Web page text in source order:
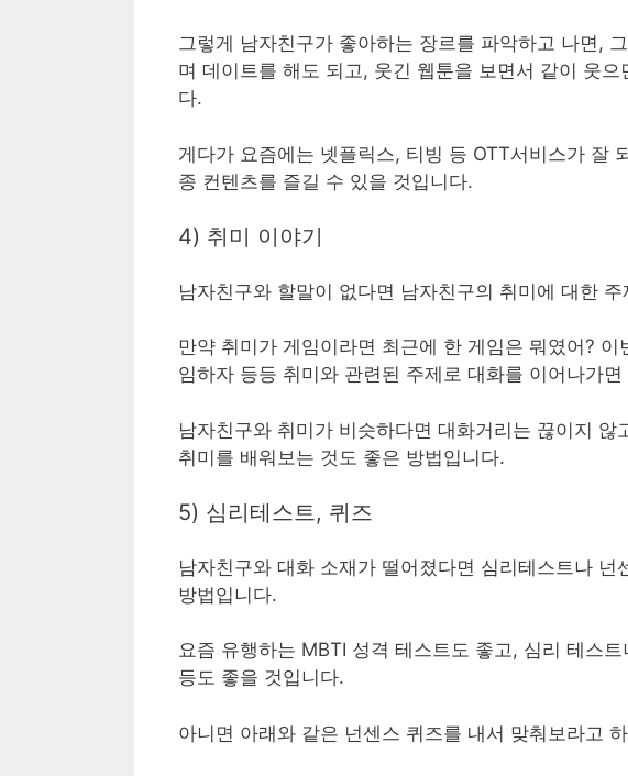
그렇게 남자친구가 좋아하는 장르를 파악하고 나면,
며 데이트를 해도 되고, 웃긴 웹툰을 보면서 같이 웃
다.
게다가 요즘에는 넷플릭스, 티빙 등 OTT서비스가 잘
종 컨텐츠를 즐길 수 있을 것입니다.
4) 취미 이야기
남자친구와 할말이 없다면 남자친구의 취미에 대한
만약 취미가 게임이라면 최근에 한 게임은 뭐였어?
임하자 등등 취미와 관련된 주제로 대화를 이어나가
남자친구와 취미가 비슷하다면 대화거리는 끊이지
취미를 배워보는 것도 좋은 방법입니다.
5) 심리테스트, 퀴즈
남자친구와 대화 소재가 떨어졌다면 심리테스트나
방법입니다.
요즘 유행하는 MBTI 성격 테스트도 좋고, 심리 테스
등도 좋을 것입니다.
아니면 아래와 같은 넌센스 퀴즈를 내서 맞춰보라고